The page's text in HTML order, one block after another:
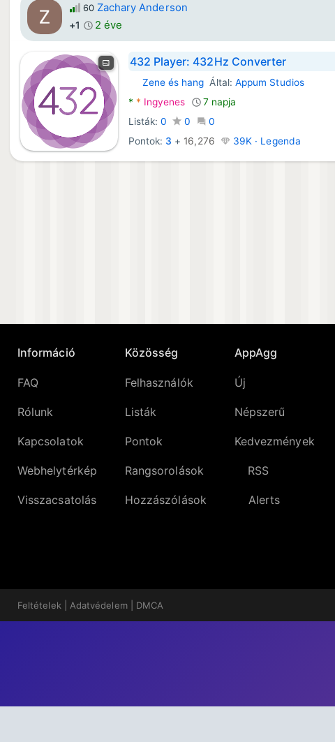
60 Zachary Anderson
+1 2 éve
432 Player: 432Hz Converter
Android Alkalmazások:
Zene és hang Által: Appum Studios
* * Ingyenes
7 napja
Listák:0 0
0
Pontok: 3 + 16,276 39K · Legenda
Információ
FAQ
Rólunk
Kapcsolatok
Webhelytérkép
Visszacsatolás
Közösség
Felhasználók
Listák
Pontok
Rangsorolások
Hozzászólások
AppAgg
Új
Népszerű
Kedvezmények
RSS
Alerts
Feltételek Adatvédelem| DMCA